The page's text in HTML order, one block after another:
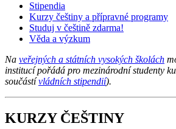
Stipendia
Kurzy češtiny a přípravné programy
Studuj v češtině zdarma!
Věda a výzkum
Na veřejných a státních vysokých školách
institucí pořádá pro mezinárodní studenty
součástívládních stipendií).
KURZY ČEŠTINY